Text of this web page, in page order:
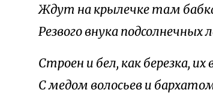
Ждут на крылечке там
Резвого внука подсолнечных
Строен и бел, как березка, их
С медом волосьев и